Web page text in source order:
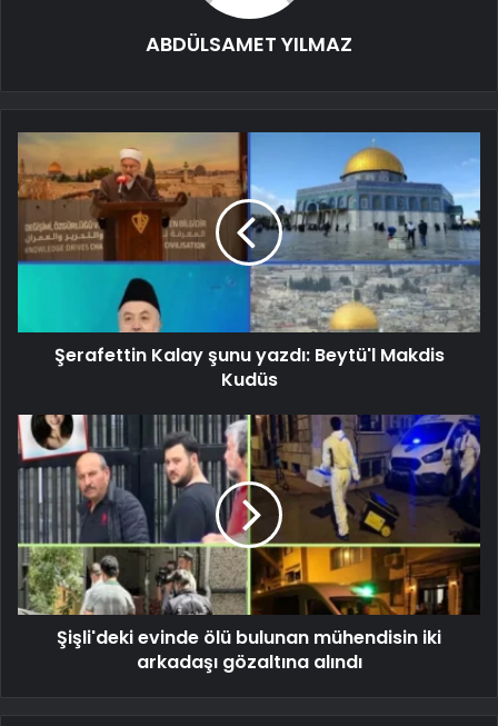
ABDÜLSAMET YILMAZ
Şerafettin Kalay şunu yazdı: Beytü'l Makdis
Kudüs
Şişli'deki evinde ölü bulunan mühendisin iki
arkadaşı gözaltına alındı